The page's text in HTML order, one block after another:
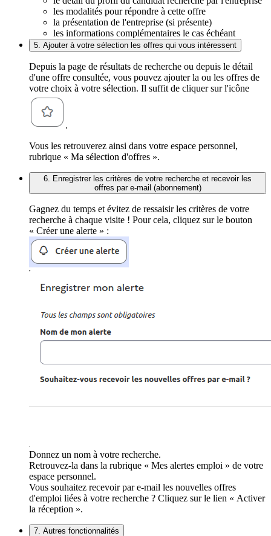
les modalités pour répondre à cette offre
la présentation de l'entreprise (si présente)
les informations complémentaires le cas échéant
5. Ajouter à votre sélection les offres qui vous intéressent
Depuis la page de résultats de recherche ou depuis le détail
d'une offre consultée, vous pouvez ajouter la ou les offres de
votre choix à votre sélection. Il suffit de cliquer sur l'icône
.
Vous les retrouverez ainsi dans votre espace personnel,
rubrique « Ma sélection d'offres ».
6. Enregistrer les critères de votre recherche et recevoir les
offres par e-mail (abonnement)
Gagnez du temps et évitez de ressaisir les critères de votre
recherche à chaque visite ! Pour cela, cliquez sur le bouton
« Créer une alerte » :
Donnez un nom à votre recherche.
Retrouvez-la dans la rubrique « Mes alertes emploi » de votre
espace personnel.
Vous souhaitez recevoir par e-mail les nouvelles offres
d'emploi liées à votre recherche ? Cliquez sur le lien « Activer
la réception ».
7. Autres fonctionnalités